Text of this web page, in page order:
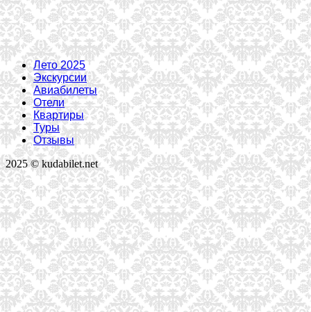
Лето 2025
Экскурсии
Авиабилеты
Отели
Квартиры
Туры
Отзывы
2025 © kudabilet.net